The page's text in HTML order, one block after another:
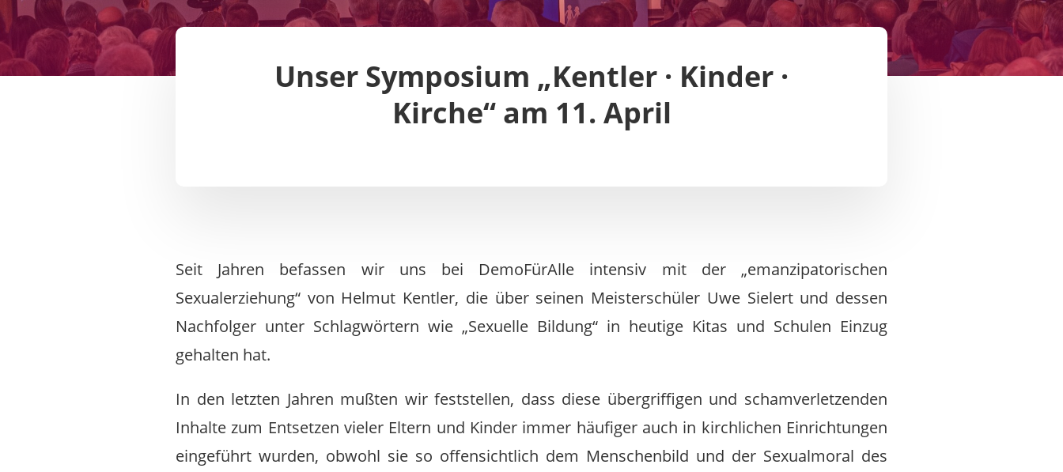
Unser Symposium „Kentler · Kinder ·
Kirche“ am 11. April
Seit Jahren befassen wir uns bei DemoFürAlle intensiv mit der „emanzipatorischen
Sexualerziehung“ von Helmut Kentler, die über seinen Meisterschüler Uwe Sielert und dessen
Nachfolger unter Schlagwörtern wie „Sexuelle Bildung“ in heutige Kitas und Schulen Einzug
gehalten hat.
In den letzten Jahren mußten wir feststellen, dass diese übergriffigen und schamverletzenden
Inhalte zum Entsetzen vieler Eltern und Kinder immer häufiger auch in kirchlichen Einrichtungen
eingeführt wurden, obwohl sie so offensichtlich dem Menschenbild und der Sexualmoral des